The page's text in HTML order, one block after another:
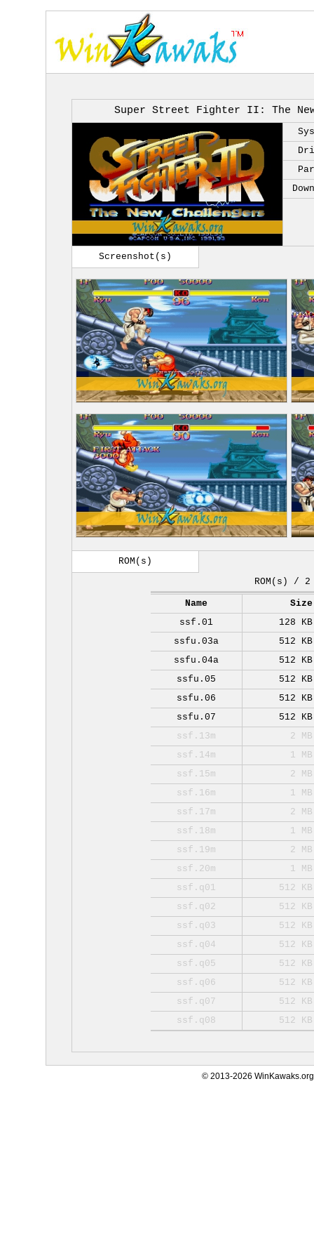
Super Street Fighter II: The
Screenshot(s)
ROM(s)
ROM(s) / 2
Name
Size
ssf.01
128 KB
ssfu.03a
512 KB
ssfu.04a
512 KB
ssfu.05
512 KB
ssfu.06
512 KB
ssfu.07
512 KB
ssf.13m
2 MB
ssf.14m
1 MB
ssf.15m
2 MB
ssf.16m
1 MB
ssf.17m
2 MB
ssf.18m
1 MB
ssf.19m
2 MB
ssf.20m
1 MB
ssf.q01
512 KB
ssf.q02
512 KB
ssf.q03
512 KB
ssf.q04
512 KB
ssf.q05
512 KB
ssf.q06
512 KB
ssf.q07
512 KB
ssf.q08
512 KB
© 2013-2026